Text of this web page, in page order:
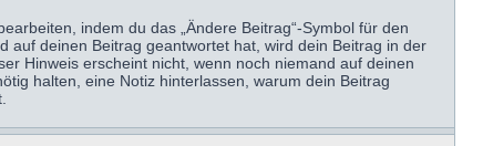
indem du das „Ändere Beitrag“-Symbol für den
auf deinen Beitrag geantwortet hat, wird dein Beitrag in der
Hinweis erscheint nicht, wenn noch niemand auf deinen
halten, eine Notiz hinterlassen, warum dein Beitrag